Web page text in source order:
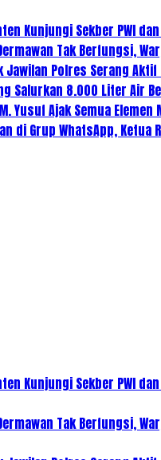
Kunjungi Sekber PWI
Tak Berfungsi,
Jawilan Polres Serang
Salurkan 8.000 Liter Air
Yusuf Ajak Semua
di Grup WhatsApp, Ketua
Kunjungi Sekber PWI
Tak Berfungsi,